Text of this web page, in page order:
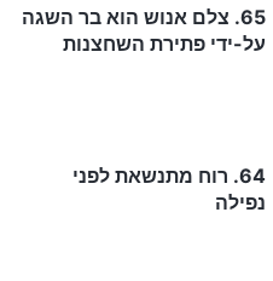
65. צלם אנוש הוא בר השגה
על-ידי פתירת השחצנות
64. רוח מתנשאת לפני
נפילה